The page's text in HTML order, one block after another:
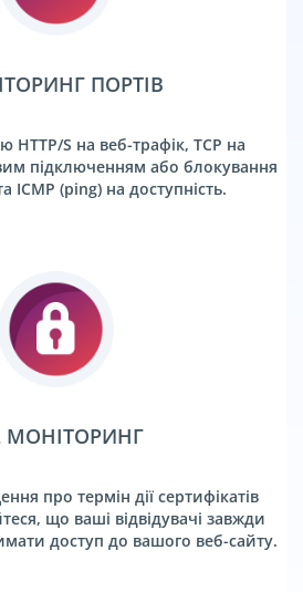
ПОРТІВ
HTTP/S на веб-трафік, TCP на
підключенням або блокування
ICMP (ping) на доступність.
МОНІТОРИНГ
про термін дії сертифікатів
що ваші відвідувачі завжди
доступ до вашого веб-сайту.